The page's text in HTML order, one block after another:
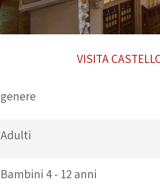
VISITA
genere
Adulti
Bambini 4 - 12 anni